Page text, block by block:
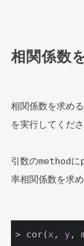
相関係数
相関係数を求め
を実行してくださ
引数のmethodに
率相関係数を求
> cor(x , y,